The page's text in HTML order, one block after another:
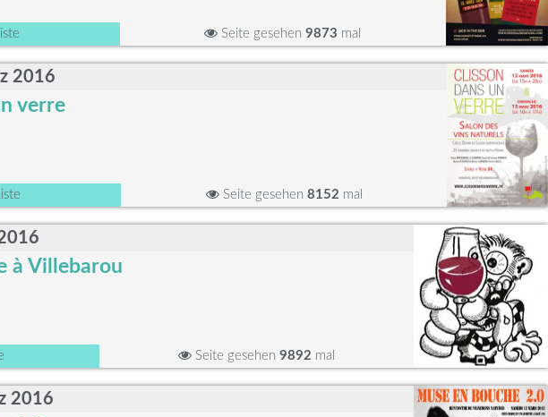
Seite gesehen 9873 mal
2016
verre
Seite gesehen 8152 mal
à Villebarou
Seite gesehen 9892 mal
2016